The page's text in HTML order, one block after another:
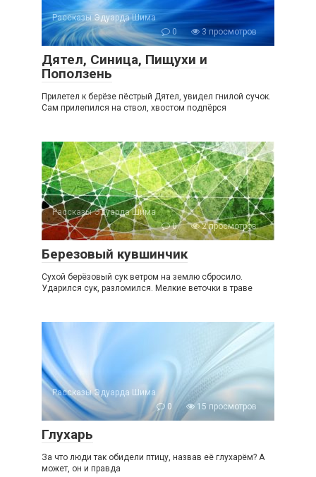
Рассказы Эдуарда Шима
0
3 просмотров
Дятел, Синица, Пищухи и
Поползень
Прилетел к берёзе пёстрый Дятел, увидел гнилой сучок.
Сам прилепился на ствол, хвостом подпёрся
Рассказы Эдуарда Шима
0
2 просмотров
Березовый кувшинчик
Сухой берёзовый сук ветром на землю сбросило.
Ударился сук, разломился. Мелкие веточки в траве
Рассказы Эдуарда Шима
0
15 просмотров
Глухарь
За что люди так обидели птицу, назвав её глухарём? А
может, он и правда